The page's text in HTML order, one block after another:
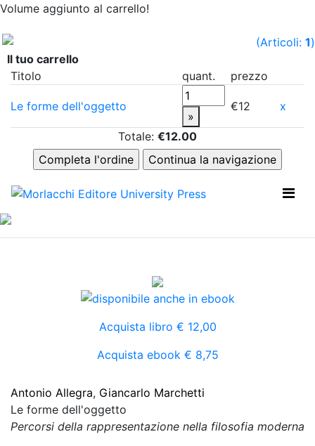
Volume aggiunto al carrello!
(Articoli: 1)
Il tuo carrello
Titolo
quant. prezzo
Le forme dell'oggetto
»
€12 x
Totale: €12.00
Acquista libro € 12,00
Acquista ebook € 8,75
Antonio Allegra, Giancarlo Marchetti
Le forme dell'oggetto
Percorsi della rappresentazione nella filosofia moderna